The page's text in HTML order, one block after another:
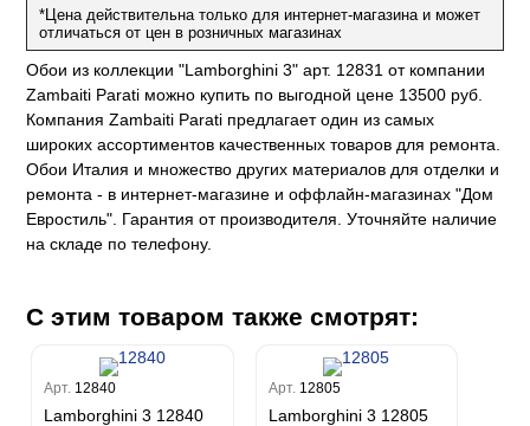
Спектрум
Каволли
Стромболи
Спектрум Макс
Спектрум Плюс
Гави
Спектрум Только
Спектрум Про
Бергги
Каролина
CONSTANCE
Бриджида
Гемма
Коко
Бодега
Арджано
Четыре сезона
Барбара
Бруни
Джорджио
Limma
Elisa
Mainz
Aндреа Грифони
Дукале
Azzurra
Colori Del Sole
Felicita
Бернардо Барталуччи Синий
Беатрис
Чезара
Палаззо
Marburg
Kumano
City Glow
Touch
Shades
Citi Glam
Empire
Chatelaine
Sherlock
Riva
Grandeco
Prisma
La Storia
Wiganford
Crystal
Lifestyle
Linen
*Цена действительна только для интернет-магазина и может
отличаться от цен в розничных магазинах
Обои из коллекции "Lamborghini 3" арт. 12831 от компании
Zambaiti Parati можно купить по выгодной цене 13500 руб.
Компания Zambaiti Parati предлагает один из самых
широких ассортиментов качественных товаров для ремонта.
Обои Италия и множество других материалов для отделки и
ремонта - в интернет-магазине и оффлайн-магазинах "Дом
Евростиль". Гарантия от производителя. Уточняйте наличие
на складе по телефону.
С этим товаром также смотрят:
Арт. 12840
Lamborghini 3 12840
Арт. 12805
Lamborghini 3 12805